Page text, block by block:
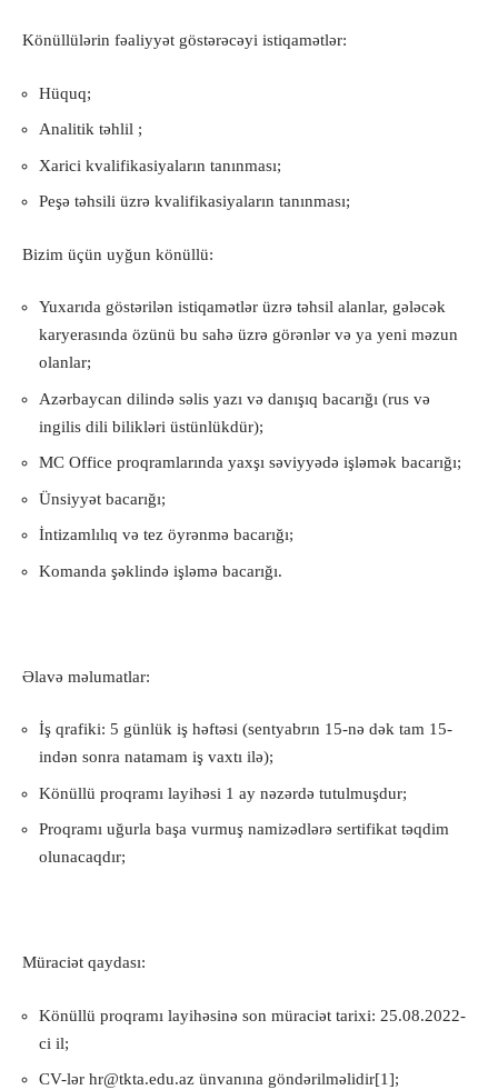
Könüllülərin fəaliyyət göstərəcəyi istiqamətlər:
Hüquq;
Analitik təhlil ;
Xarici kvalifikasiyaların tanınması;
Peşə təhsili üzrə kvalifikasiyaların tanınması;
Bizim üçün uyğun könüllü:
Yuxarıda göstərilən istiqamətlər üzrə təhsil alanlar, gələcək
karyerasında özünü bu sahə üzrə görənlər və ya yeni məzun
olanlar;
Azərbaycan dilində səlis yazı və danışıq bacarığı (rus və
ingilis dili bilikləri üstünlükdür);
MC Office proqramlarında yaxşı səviyyədə işləmək bacarığı;
Ünsiyyət bacarığı;
İntizamlılıq və tez öyrənmə bacarığı;
Komanda şəklində işləmə bacarığı.
Əlavə məlumatlar:
İş qrafiki: 5 günlük iş həftəsi (sentyabrın 15-nə dək tam 15-
indən sonra natamam iş vaxtı ilə);
Könüllü proqramı layihəsi 1 ay nəzərdə tutulmuşdur;
Proqramı uğurla başa vurmuş namizədlərə sertifikat təqdim
olunacaqdır;
Müraciət qaydası:
Könüllü proqramı layihəsinə son müraciət tarixi: 25.08.2022-
ci il;
CV-lər hr@tkta.edu.az ünvanına göndərilməlidir[1];